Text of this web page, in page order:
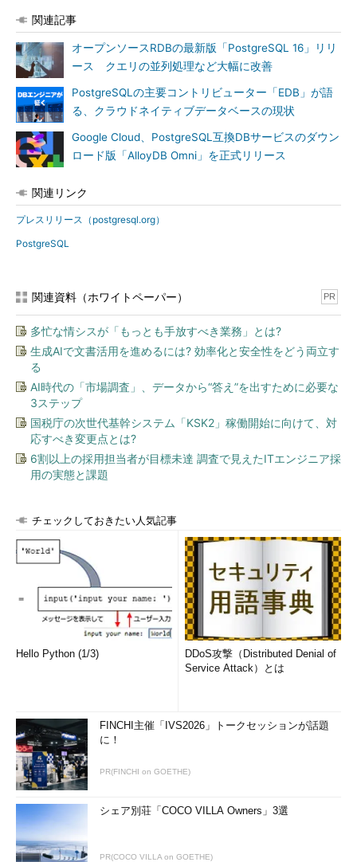
関連記事
オープンソースRDBの最新版「PostgreSQL 16」リリ
ース クエリの並列処理など大幅に改善
PostgreSQLの主要コントリビューター「EDB」が語
る、クラウドネイティブデータベースの現状
Google Cloud、PostgreSQL互換DBサービスのダウン
ロード版「AlloyDB Omni」を正式リリース
関連リンク
プレスリリース（postgresql.org）
PostgreSQL
関連資料（ホワイトペーパー） PR
多忙な情シスが「もっとも手放すべき業務」とは?
生成AIで文書活用を進めるには? 効率化と安全性をどう両立す
る
AI時代の「市場調査」、データから“答え”を出すために必要な
3ステップ
国税庁の次世代基幹システム「KSK2」稼働開始に向けて、対
応すべき変更点とは?
6割以上の採用担当者が目標未達 調査で見えたITエンジニア採
用の実態と課題
チェックしておきたい人気記事
Hello Python (1/3)
DDoS攻撃（Distributed Denial of
Service Attack）とは
FINCHI主催「IVS2026」トークセッションが話題
に！
PR(FINCHI on GOETHE)
シェア別荘「COCO VILLA Owners」3選
PR(COCO VILLA on GOETHE)